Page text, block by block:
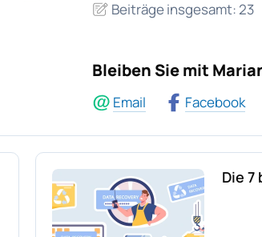
Beiträge insgesamt: 23
Bleiben Sie mit
Email Facebook
Die 7